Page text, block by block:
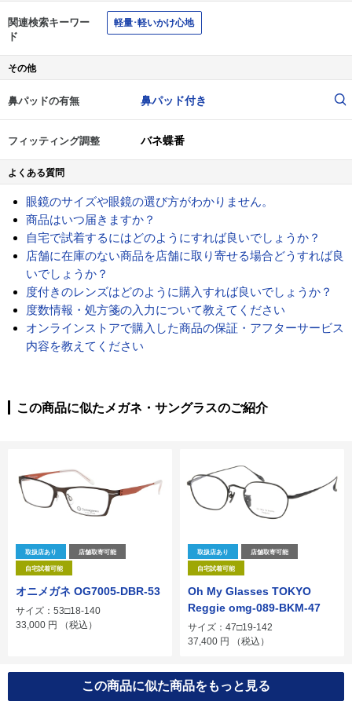
関連検索キーワー
ド
軽量･軽いかけ心地
その他
鼻パッドの有無 鼻パッド付き
フィッティング調整 バネ蝶番
よくある質問
眼鏡のサイズや眼鏡の選び方がわかりません。
商品はいつ届きますか？
自宅で試着するにはどのようにすれば良いでしょうか？
店舗に在庫のない商品を店舗に取り寄せる場合どうすれば良
いでしょうか？
度付きのレンズはどのように購入すれば良いでしょうか？
度数情報・処方箋の入力について教えてください
オンラインストアで購入した商品の保証・アフターサービス
内容を教えてください
この商品に似たメガネ・サングラスのご紹介
取扱店あり 店舗取寄可能
自宅試着可能
オニメガネ OG7005-DBR-53
サイズ：53□18-140
33,000 円 （税込）
取扱店あり 店舗取寄可能
自宅試着可能
Oh My Glasses TOKYO
Reggie omg-089-BKM-47
サイズ：47□19-142
37,400 円 （税込）
この商品に似た商品をもっと見る